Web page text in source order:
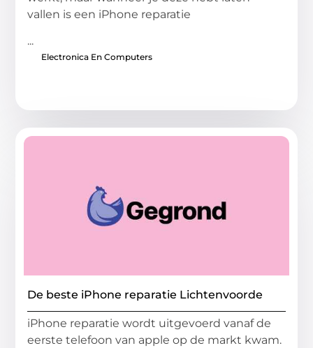
vallen is een iPhone reparatie
...
Electronica En Computers
De beste iPhone reparatie Lichtenvoorde
iPhone reparatie wordt uitgevoerd vanaf de
eerste telefoon van apple op de markt kwam.